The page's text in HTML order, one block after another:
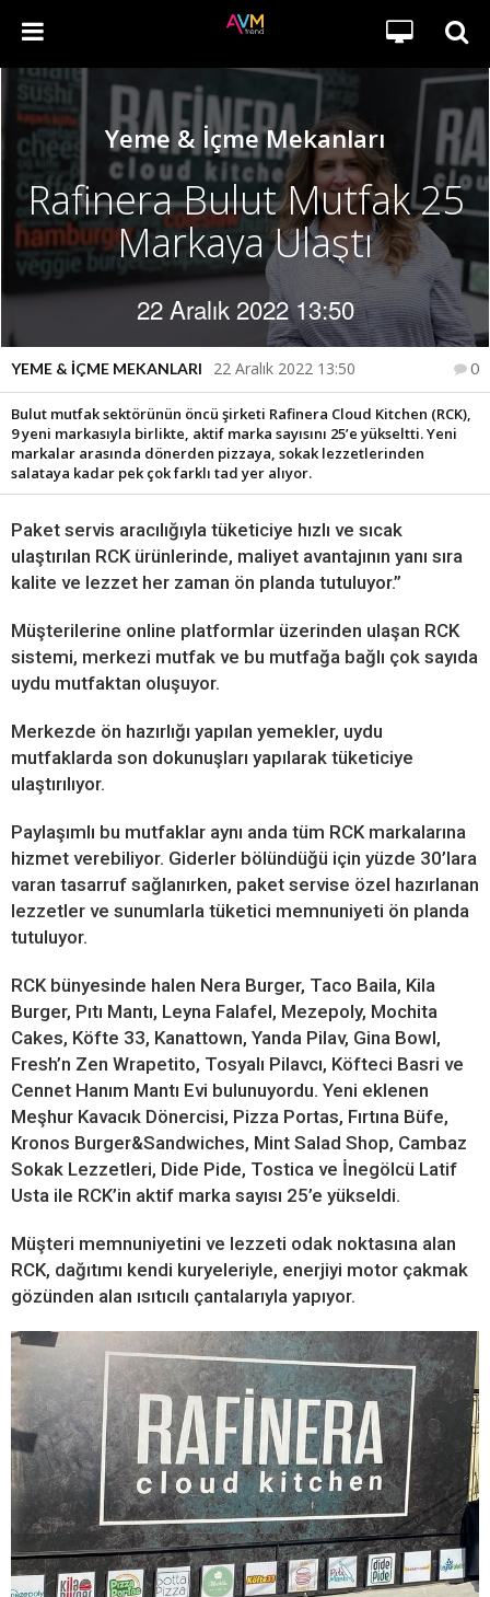
Yeme & İçme Mekanları
Rafinera Bulut Mutfak 25
Markaya Ulaştı
22 Aralık 2022 13:50
YEME & İÇME MEKANLARI 22 Aralık 2022 13:50 0
Bulut mutfak sektörünün öncü şirketi Rafinera Cloud Kitchen (RCK),
9 yeni markasıyla birlikte, aktif marka sayısını 25’e yükseltti. Yeni
markalar arasında dönerden pizzaya, sokak lezzetlerinden
salataya kadar pek çok farklı tad yer alıyor.
Paket servis aracılığıyla tüketiciye hızlı ve sıcak
ulaştırılan RCK ürünlerinde, maliyet avantajının yanı sıra
kalite ve lezzet her zaman ön planda tutuluyor.”
Müşterilerine online platformlar üzerinden ulaşan RCK
sistemi, merkezi mutfak ve bu mutfağa bağlı çok sayıda
uydu mutfaktan oluşuyor.
Merkezde ön hazırlığı yapılan yemekler, uydu
mutfaklarda son dokunuşları yapılarak tüketiciye
ulaştırılıyor.
Paylaşımlı bu mutfaklar aynı anda tüm RCK markalarına
hizmet verebiliyor. Giderler bölündüğü için yüzde 30’lara
varan tasarruf sağlanırken, paket servise özel hazırlanan
lezzetler ve sunumlarla tüketici memnuniyeti ön planda
tutuluyor.
RCK bünyesinde halen Nera Burger, Taco Baila, Kila
Burger, Pıtı Mantı, Leyna Falafel, Mezepoly, Mochita
Cakes, Köfte 33, Kanattown, Yanda Pilav, Gina Bowl,
Fresh’n Zen Wrapetito, Tosyalı Pilavcı, Köfteci Basri ve
Cennet Hanım Mantı Evi bulunuyordu. Yeni eklenen
Meşhur Kavacık Dönercisi, Pizza Portas, Fırtına Büfe,
Kronos Burger&Sandwiches, Mint Salad Shop, Cambaz
Sokak Lezzetleri, Dide Pide, Tostica ve İnegölcü Latif
Usta ile RCK’in aktif marka sayısı 25’e yükseldi.
Müşteri memnuniyetini ve lezzeti odak noktasına alan
RCK, dağıtımı kendi kuryeleriyle, enerjiyi motor çakmak
gözünden alan ısıtıcılı çantalarıyla yapıyor.